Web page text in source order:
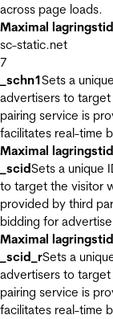
across page loads.
Maximal lagringstid
sc-static.net
7
_schn1Sets a
advertisers to
pairing service is
facilitates real-time
Maximal lagringstid
_scidSets a unique
to target the visitor
provided by third
bidding for
Maximal lagringstid
_scid_rSets a
advertisers to
pairing service is
facilitates real-time